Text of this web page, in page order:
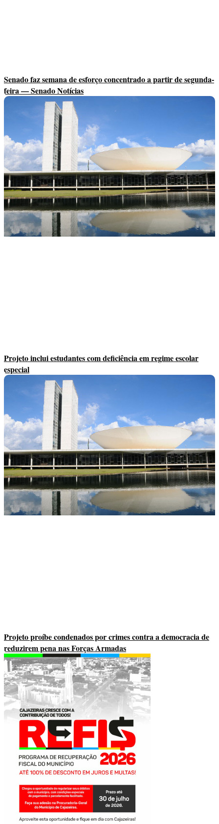
Senado faz semana de esforço concentrado a partir de segunda-
feira — Senado Notícias
Projeto inclui estudantes com deficiência em regime escolar
especial
Projeto proíbe condenados por crimes contra a democracia de
reduzirem pena nas Forças Armadas